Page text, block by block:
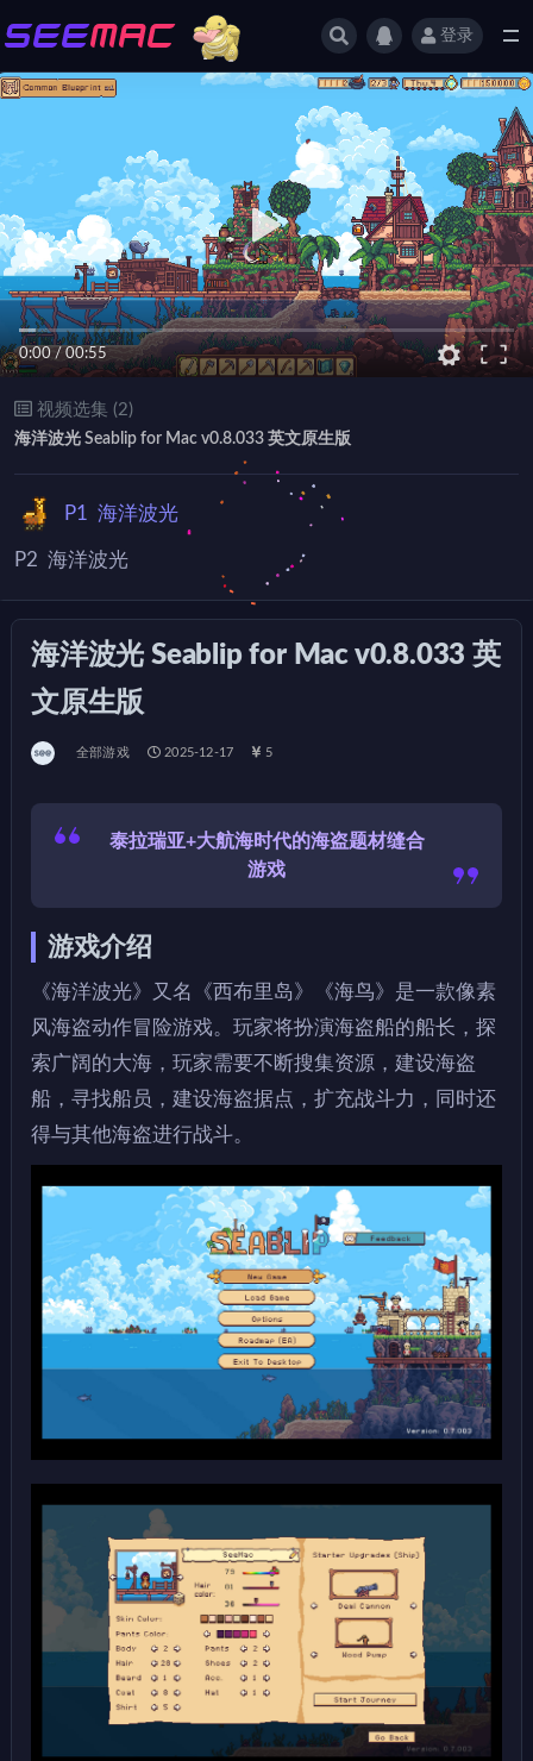
登录
0:00 / 00:55
视频选集 (2)
海洋波光 Seablip for Mac v0.8.033 英文原生版
P1 海洋波光
P2 海洋波光
海洋波光 Seablip for Mac v0.8.033 英
文原生版
全部游戏 2025-12-17 5
泰拉瑞亚+大航海时代的海盗题材缝合
游戏
游戏介绍
《海洋波光》又名《西布里岛》《海鸟》是一款像素
风海盗动作冒险游戏。玩家将扮演海盗船的船长，探
索广阔的大海，玩家需要不断搜集资源，建设海盗
船，寻找船员，建设海盗据点，扩充战斗力，同时还
得与其他海盗进行战斗。